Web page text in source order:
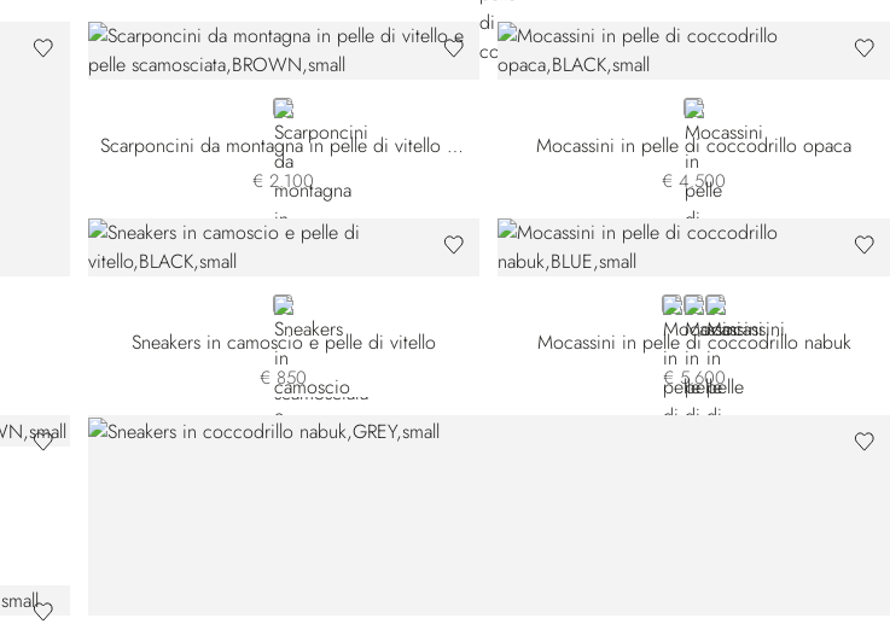
BROWN
Scarponcini da montagna in pelle di vitello e pelle scamosciata
€ 2.100
BLACK
Mocassini in pelle di coccodrillo opaca
€ 4.500
BLACK
Sneakers in camoscio e pelle di vitello
€ 850
BLUEGREYWHITE
Mocassini in pelle di coccodrillo nabuk
€ 5.600